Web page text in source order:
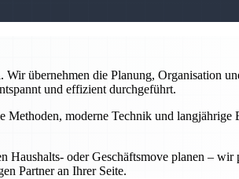
übernehmen die Planung, Organisation
und effizient durchgeführt.
Methoden, moderne Technik und langjährige
oder Geschäftsmove planen – wir
Partner an Ihrer Seite.